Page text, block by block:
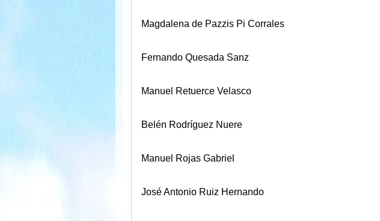
Magdalena de Pazzis Pi Corrales
Fernando Quesada Sanz
Manuel Retuerce Velasco
Belén Rodríguez Nuere
Manuel Rojas Gabriel
José Antonio Ruiz Hernando